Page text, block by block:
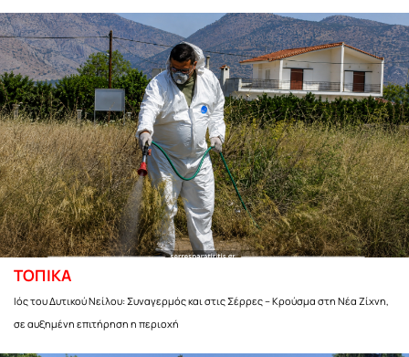
ΤΟΠΙΚΑ
Ιός του Δυτικού Νείλου: Συναγερμός και στις Σέρρες – Κρούσμα στη Νέα Ζίχνη,
σε αυξημένη επιτήρηση η περιοχή